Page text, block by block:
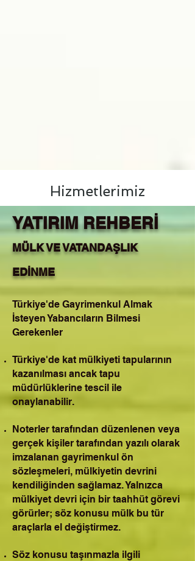
Hizmetlerimiz
YATIRIM REHBERİ
MÜLK VE VATANDAŞLIK
EDİNME
Türkiye'de Gayrimenkul Almak
İsteyen Yabancıların Bilmesi
Gerekenler
Türkiye'de kat mülkiyeti tapularının
kazanılması ancak tapu
müdürlüklerine tescil ile
onaylanabilir.​
Noterler tarafından düzenlenen veya
gerçek kişiler tarafından yazılı olarak
imzalanan gayrimenkul ön
sözleşmeleri, mülkiyetin devrini
kendiliğinden sağlamaz. Yalnızca
mülkiyet devri için bir taahhüt görevi
görürler; söz konusu mülk bu tür
araçlarla el değiştirmez.
Söz konusu taşınmazla ilgili